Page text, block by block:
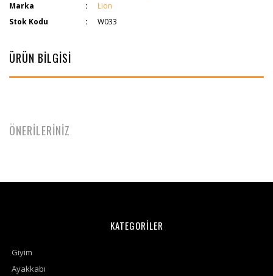
Marka
Lion
Stok Kodu
W033
ÜRÜN BİLGİSİ
ÖNERİLERİNİZ
KATEGORİLER
Giyim
Ayakkabı